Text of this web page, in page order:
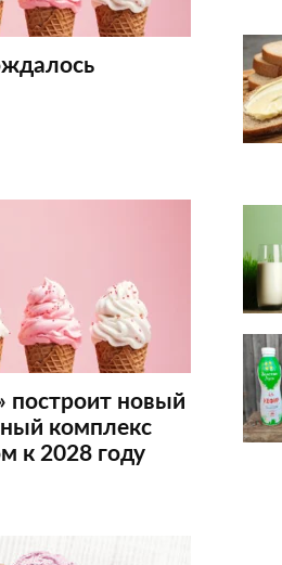
построит новый
комплекс
к 2028 году